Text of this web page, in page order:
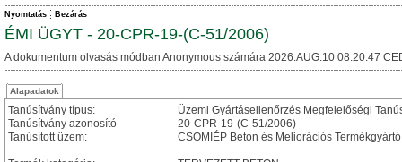
Nyomtatás Bezárás
ÉMI ÜGYT - 20-CPR-19-(C-51/2006)
A dokumentum olvasás módban Anonymous számára 2026.AUG.10 08:20:47
Alapadatok
Tanúsítvány típus:
Üzemi Gyártásellenőrzés Megfelelőségi
Tanúsítvány azonosító
20-CPR-19-(C-51/2006)
Tanúsított üzem:
CSOMIÉP Beton és Meliorációs